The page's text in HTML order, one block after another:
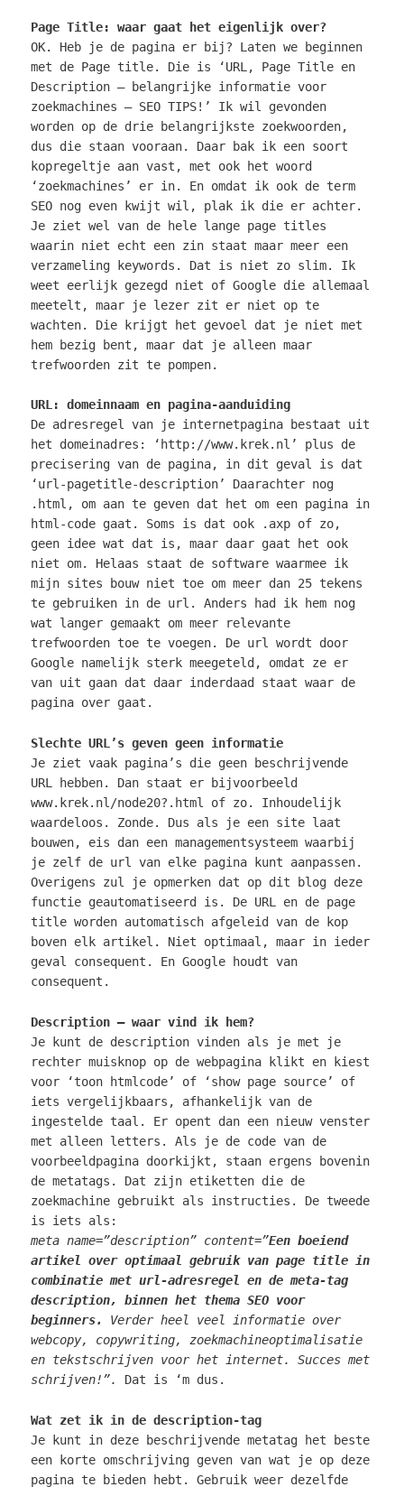
Page Title: waar gaat het eigenlijk over?
OK. Heb je de pagina er bij? Laten we beginnen
met de Page title. Die is ‘URL, Page Title en
Description – belangrijke informatie voor
zoekmachines – SEO TIPS!’ Ik wil gevonden
worden op de drie belangrijkste zoekwoorden,
dus die staan vooraan. Daar bak ik een soort
kopregeltje aan vast, met ook het woord
‘zoekmachines’ er in. En omdat ik ook de term
SEO nog even kwijt wil, plak ik die er achter.
Je ziet wel van de hele lange page titles
waarin niet echt een zin staat maar meer een
verzameling keywords. Dat is niet zo slim. Ik
weet eerlijk gezegd niet of Google die allemaal
meetelt, maar je lezer zit er niet op te
wachten. Die krijgt het gevoel dat je niet met
hem bezig bent, maar dat je alleen maar
trefwoorden zit te pompen.
URL: domeinnaam en pagina-aanduiding
De adresregel van je internetpagina bestaat uit
het domeinadres: ‘http://www.krek.nl’ plus de
precisering van de pagina, in dit geval is dat
‘url-pagetitle-description’ Daarachter nog
.html, om aan te geven dat het om een pagina in
html-code gaat. Soms is dat ook .axp of zo,
geen idee wat dat is, maar daar gaat het ook
niet om. Helaas staat de software waarmee ik
mijn sites bouw niet toe om meer dan 25 tekens
te gebruiken in de url. Anders had ik hem nog
wat langer gemaakt om meer relevante
trefwoorden toe te voegen. De url wordt door
Google namelijk sterk meegeteld, omdat ze er
van uit gaan dat daar inderdaad staat waar de
pagina over gaat.
Slechte URL’s geven geen informatie
Je ziet vaak pagina’s die geen beschrijvende
URL hebben. Dan staat er bijvoorbeeld
www.krek.nl/node20?.html of zo. Inhoudelijk
waardeloos. Zonde. Dus als je een site laat
bouwen, eis dan een managementsysteem waarbij
je zelf de url van elke pagina kunt aanpassen.
Overigens zul je opmerken dat op dit blog deze
functie geautomatiseerd is. De URL en de page
title worden automatisch afgeleid van de kop
boven elk artikel. Niet optimaal, maar in ieder
geval consequent. En Google houdt van
consequent.
Description – waar vind ik hem?
Je kunt de description vinden als je met je
rechter muisknop op de webpagina klikt en kiest
voor ‘toon htmlcode’ of ‘show page source’ of
iets vergelijkbaars, afhankelijk van de
ingestelde taal. Er opent dan een nieuw venster
met alleen letters. Als je de code van de
voorbeeldpagina doorkijkt, staan ergens bovenin
de metatags. Dat zijn etiketten die de
zoekmachine gebruikt als instructies. De tweede
is iets als:
meta name=”description” content=”Een boeiend
artikel over optimaal gebruik van page title in
combinatie met url-adresregel en de meta-tag
description, binnen het thema SEO voor
beginners.
Verder heel veel informatie over
webcopy, copywriting, zoekmachineoptimalisatie
en tekstschrijven voor het internet. Succes met
schrijven!”.
Dat is ‘m dus.
Wat zet ik in de description-tag
Je kunt in deze beschrijvende metatag het beste
een korte omschrijving geven van wat je op deze
pagina te bieden hebt. Gebruik weer dezelfde